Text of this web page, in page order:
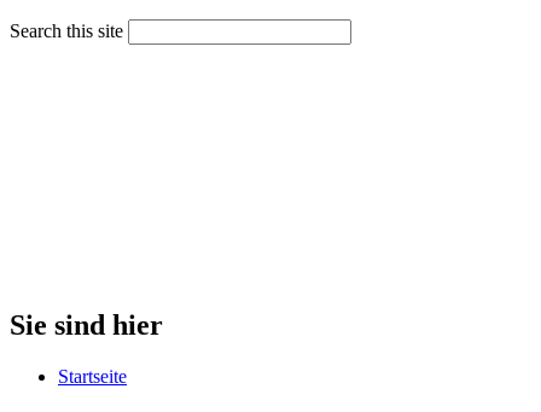
Search this site
Sie sind hier
Startseite